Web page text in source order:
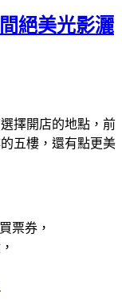
絕美光影灑
擇開店的地點，前
五樓，還有點更美
票券，